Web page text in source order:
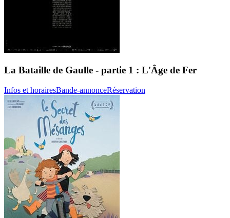
La Bataille de Gaulle - partie 1 : L'Âge de Fer
Infos et horairesBande-annonceRéservation